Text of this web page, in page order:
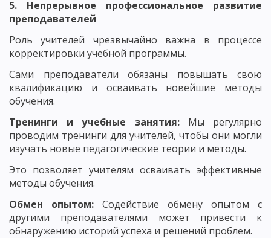
5. Непрерывное профессиональное развитие
преподавателей
Роль учителей чрезвычайно важна в процессе
корректировки учебной программы.
Сами преподаватели обязаны повышать свою
квалификацию и осваивать новейшие методы
обучения.
Тренинги и учебные занятия: Мы регулярно
проводим тренинги для учителей, чтобы они могли
изучать новые педагогические теории и методы.
Это позволяет учителям осваивать эффективные
методы обучения.
Обмен опытом: Содействие обмену опытом с
другими преподавателями может привести к
обнаружению историй успеха и решений проблем.